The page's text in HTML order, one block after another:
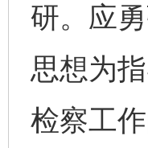
研。应
思想为
检察工